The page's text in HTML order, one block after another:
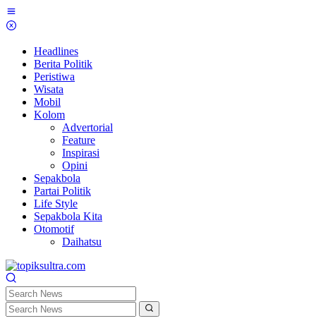
Skip
to
Headlines
Berita Politik
Peristiwa
Wisata
Mobil
Kolom
Advertorial
Feature
Inspirasi
Opini
Sepakbola
Partai Politik
Life Style
Sepakbola Kita
Otomotif
Daihatsu